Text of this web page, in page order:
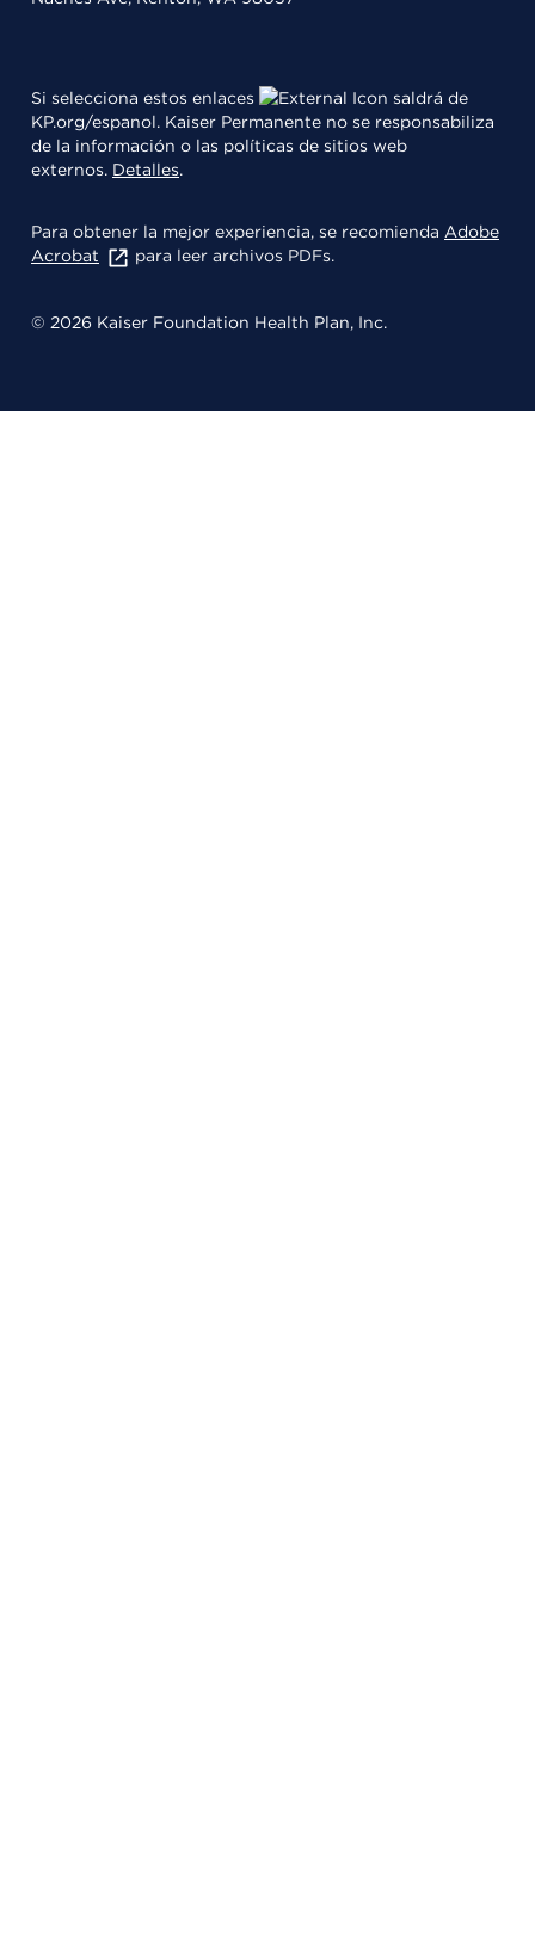
Si selecciona estos enlaces
saldrá de
KP.org/espanol. Kaiser Permanente no se responsabiliza
de la información o las políticas de sitios web
externos. Detalles.
Para obtener la mejor experiencia, se recomienda Adobe
Acrobat
para leer archivos PDFs.
© 2026 Kaiser Foundation Health Plan, Inc.